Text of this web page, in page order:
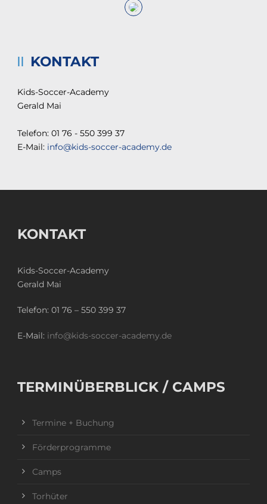
KONTAKT
Kids-Soccer-Academy
Gerald Mai
Telefon: 01 76 - 550 399 37
E-Mail: info@kids-soccer-academy.de
KONTAKT
Kids-Soccer-Academy
Gerald Mai
Telefon: 01 76 – 550 399 37
E-Mail: info@kids-soccer-academy.de
TERMINÜBERBLICK / CAMPS
Termine + Buchung
Förderprogramme
Camps
Torhüter